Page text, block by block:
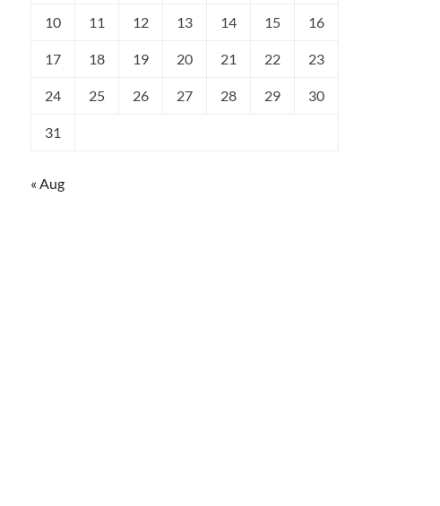
10 11 12 13 14 15 16
17 18 19 20 21 22 23
24 25 26 27 28 29 30
31
« Aug